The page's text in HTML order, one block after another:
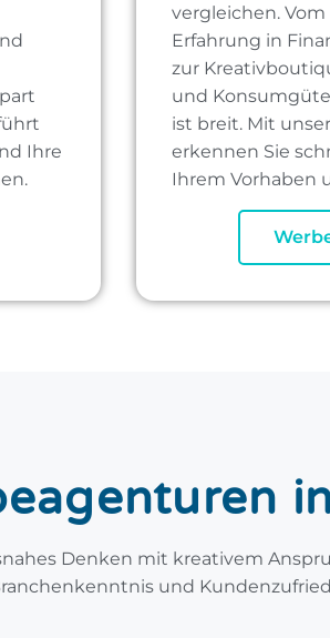
Ihre
vergleichen.
Erfahrung in
zur
und
ist breit. Mit
erkennen Sie
Ihrem Vorhaben
Denken mit kreativem
und